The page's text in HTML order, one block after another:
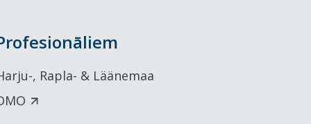
, Rapla- & Läänemaa